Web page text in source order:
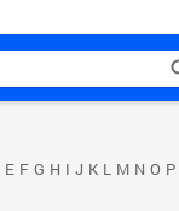
E F G H I J K L M N O P